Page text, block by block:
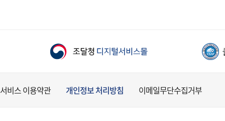
서비스 이용약관 개인정보 처리방침 이메일무단수집거부